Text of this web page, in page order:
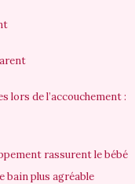
lors de l’accouchement :
rassurent le bébé
bain plus agréable